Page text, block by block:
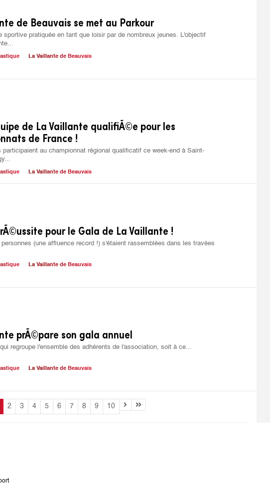
de Beauvais se met au Parkour
sportive pratiquée en tant que loisir par de nombreux jeunes. L'objectif
La Vaillante de Beauvais
de La Vaillante qualifiÃ©e pour les
de France !
participaient au championnat régional qualificatif ce week-end à Saint-
La Vaillante de Beauvais
pour le Gala de La Vaillante !
personnes (une affluence record !) s'étaient rassemblées dans les travées
La Vaillante de Beauvais
prÃ©pare son gala annuel
regroupe l'ensemble des adhérents de l'association, soit à ce...
La Vaillante de Beauvais
2 3 4 5 6 7 8 9 10